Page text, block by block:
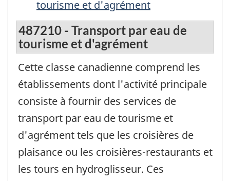
tourisme et d'agrément
487210 - Transport par eau de
tourisme et d'agrément
Cette classe canadienne comprend les
établissements dont l'activité principale
consiste à fournir des services de
transport par eau de tourisme et
d'agrément tels que les croisières de
plaisance ou les croisières-restaurants et
les tours en hydroglisseur. Ces